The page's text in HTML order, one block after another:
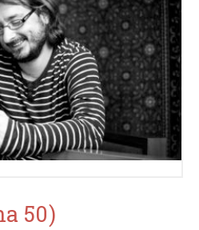
50)